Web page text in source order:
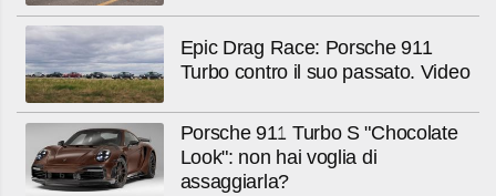
Epic Drag Race: Porsche 911
Turbo contro il suo passato. Video
Porsche 911 Turbo S "Chocolate
Look": non hai voglia di
assaggiarla?